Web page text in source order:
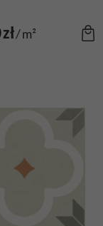
zł/m²